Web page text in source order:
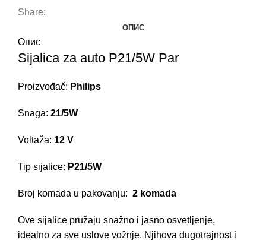
Share:
ОПИС
Опис
Sijalica za auto P21/5W Par
Proizvođač: Philips
Snaga: 21/5W
Voltaža: 12 V
Tip sijalice: P21/5W
Broj komada u pakovanju: 2 komada
Ove sijalice pružaju snažno i jasno osvetljenje,
idealno za sve uslove vožnje. Njihova dugotrajnost i